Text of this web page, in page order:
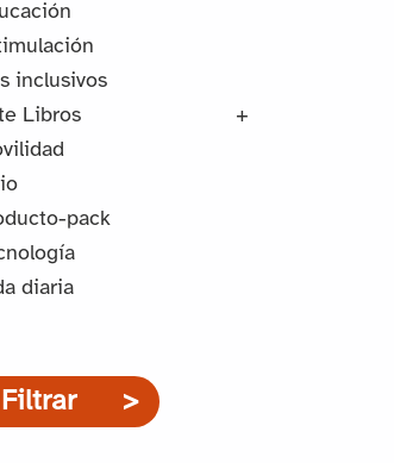
inclusivos
Libros
+
pack
diaria
Filtrar